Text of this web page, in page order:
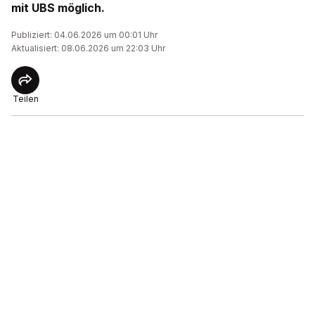
mit UBS möglich.
Publiziert: 04.06.2026 um 00:01 Uhr
Aktualisiert: 08.06.2026 um 22:03 Uhr
Teilen